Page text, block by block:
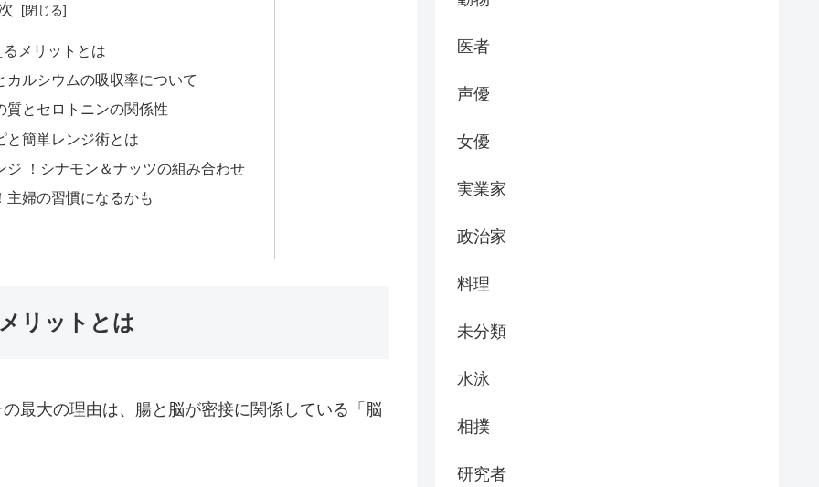
メリットとは
ルシウムの吸収率について
質とセロトニンの関係性
と簡単レンジ術とは
ジ ！シナモン＆ナッツの組み合わせ
主婦の習慣になるかも
リットとは
最大の理由は、腸と脳が密接に関係している「脳
医者
声優
女優
実業家
政治家
料理
未分類
水泳
相撲
研究者